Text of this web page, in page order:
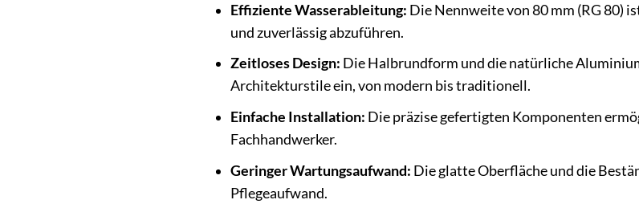
Effiziente Wasserableitung: Die Nennweite von 80 mm (RG 80)
und zuverlässig abzuführen.
Zeitloses Design: Die Halbrundform und die natürliche
Architekturstile ein, von modern bis traditionell.
Einfache Installation: Die präzise gefertigten Komponenten
Fachhandwerker.
Geringer Wartungsaufwand: Die glatte Oberfläche und die
Pflegeaufwand.